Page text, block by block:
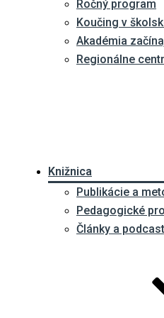
Ročný program
Koučing v
Akadémia
Regionálne
Knižnica
Publikácie a
Pedagogické
Články a